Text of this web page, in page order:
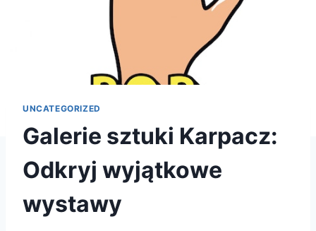
UNCATEGORIZED
Galerie sztuki Karpacz:
Odkryj wyjątkowe
wystawy